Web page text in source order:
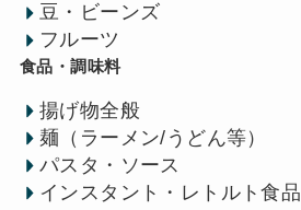
豆・ビーンズ
フルーツ
食品・調味料
揚げ物全般
麺（ラーメン/うどん等）
パスタ・ソース
インスタント・レトルト食品